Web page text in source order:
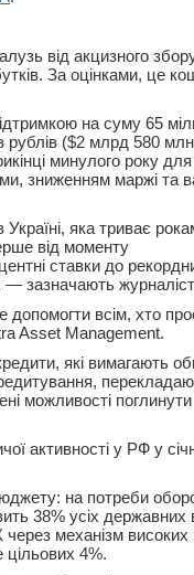
від акцизного
За оцінками, це
на суму 65
рублів ($2 млрд 580
минулого року
зниженням маржі та
яка триває
від моменту
ставки до
— зазначають
допомогти всім, хто
Asset Management.
які вимагають
можливості поглинути
активності у РФ у
на потреби
38% усіх державних
механізм високих
цільових 4%.